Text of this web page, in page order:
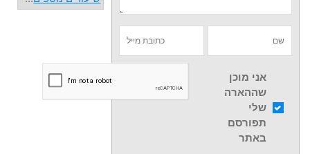
אני מוכן
שההארה
שלי
תפורסם
באתר